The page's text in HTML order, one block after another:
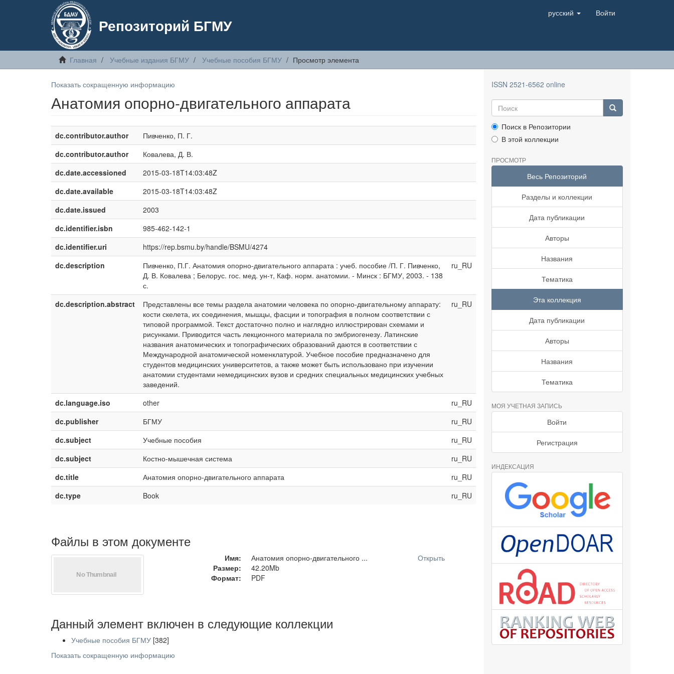
Репозиторий БГМУ
русский Войти
Главная Учебные издания БГМУ Учебные пособия БГМУ Просмотр элемента
Показать сокращенную информацию
Анатомия опорно-двигательного аппарата
dc.contributor.author
Пивченко, П. Г.
dc.contributor.author
Ковалева, Д. В.
dc.date.accessioned
2015-03-18T14:03:48Z
dc.date.available
2015-03-18T14:03:48Z
dc.date.issued
2003
dc.identifier.isbn
985-462-142-1
dc.identifier.uri
https://rep.bsmu.by/handle/BSMU/4274
dc.description
Пивченко, П.Г. Анатомия опорно-двигательного аппарата : учеб. пособие /П. Г. Пивченко,
Д. В. Ковалева ; Белорус. гос. мед. ун-т, Каф. норм. анатомии. - Минск : БГМУ, 2003. - 138
с.
ru_RU
dc.description.abstract
Представлены все темы раздела анатомии человека по опорно-двигательному аппарату:
кости скелета, их соединения, мышцы, фасции и топография в полном соответствии с
типовой программой. Текст достаточно полно и наглядно иллюстрирован схемами и
рисунками. Приводится часть лекционного материала по эмбриогенезу. Латинские
названия анатомических и топографических обра­зований даются в соответствии с
Международной анатомической номенклатурой. Учебное пособие предназначено для
студентов медицинских университетов, а также может быть использовано при изучении
анатомии студентами немедицинских вузов и средних специальных медицинских учебных
заведений.
ru_RU
dc.language.iso other
ru_RU
dc.publisher
БГМУ
ru_RU
dc.subject
Учебные пособия
ru_RU
dc.subject
Костно-мышечная система
ru_RU
dc.title
Анатомия опорно-двигательного аппарата
ru_RU
dc.type
Book ru_RU
Файлы в этом документе
Имя:
Анатомия опорно-двигательного ...
Размер:
42.20Mb
Формат:
PDF
Открыть
Данный элемент включен в следующие коллекции
Учебные пособия БГМУ [382]
Показать сокращенную информацию
ISSN 2521-6562 online
Поиск в Репозитории
В этой коллекции
ПРОСМОТР
Весь Репозиторий
Разделы и коллекции
Дата публикации
Авторы
Названия
Тематика
Эта коллекция
Дата публикации
Авторы
Названия
Тематика
МОЯ УЧЕТНАЯ ЗАПИСЬ
Войти
Регистрация
ИНДЕКСАЦИЯ